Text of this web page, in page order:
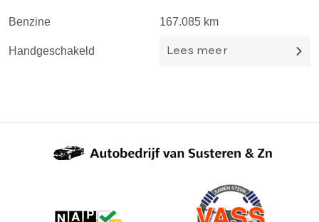
Benzine 167.085 km
Handgeschakeld Lees meer